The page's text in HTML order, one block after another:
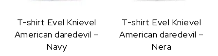
T-shirt Evel Knievel
American daredevil –
Navy
T-shirt Evel Knievel
American daredevil –
Nera